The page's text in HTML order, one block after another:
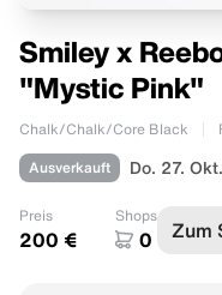
Smiley x
"Mystic Pink"
Chalk/Chalk/Core Black
Ausverkauft Do. 27. Okt.
Preis
200 €
Shops
0 Zum